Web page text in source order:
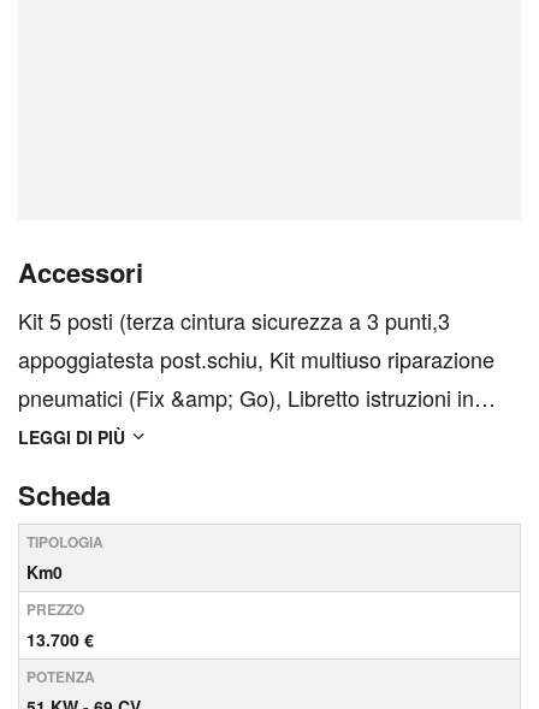
Accessori
Kit 5 posti (terza cintura sicurezza a 3 punti,3
appoggiatesta post.schiu, Kit multiuso riparazione
pneumatici (Fix &amp; Go), Libretto istruzioni in
italiano, Opt di manovra Panda, Opt di manovra
Sedile posteriore abbattibile, Targhetta Assistenza
Ci...
LEGGI DI PIÙ
Scheda
TIPOLOGIA
Km0
PREZZO
13.700 €
POTENZA